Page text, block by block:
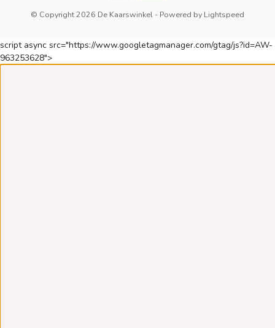
© Copyright 2026 De Kaarswinkel - Powered by Lightspeed
script async src="https://www.googletagmanager.com/gtag/js?id=AW-
963253628">